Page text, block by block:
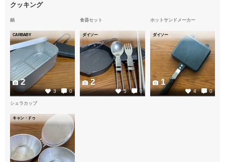
クッキング
鍋
CARBABY
3 0
2
食器セット
ダイソー
5 0
2
ホットサンドメーカー
ダイソー
4 0
1
シェラカップ
キャン・ドゥ